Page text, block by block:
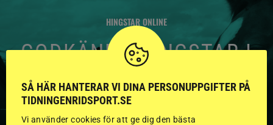
HINGSTAR ONLINE
GODKÄNDA HINGSTAR I
FLERA KATEGORIER MED
BILDER OCH FAKTA
SÅ HÄR HANTERAR VI DINA PERSONUPPGIFTER PÅ
TIDNINGENRIDSPORT.SE
Vi använder cookies för att ge dig den bästa